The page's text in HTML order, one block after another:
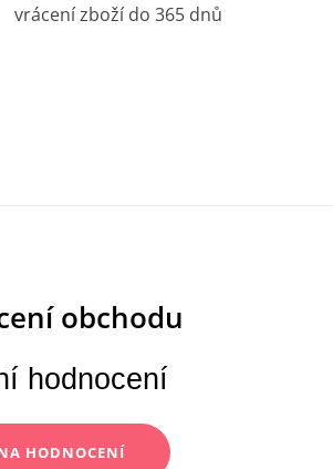
vrácení zboží do 365 dnů
hodnocení
HODNOCENÍ